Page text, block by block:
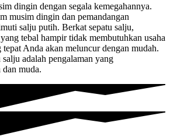
dingin dengan segala kemegahannya.
musim dingin dan pemandangan
salju putih. Berkat sepatu salju,
tebal hampir tidak membutuhkan usaha
Anda akan meluncur dengan mudah.
adalah pengalaman yang
muda.